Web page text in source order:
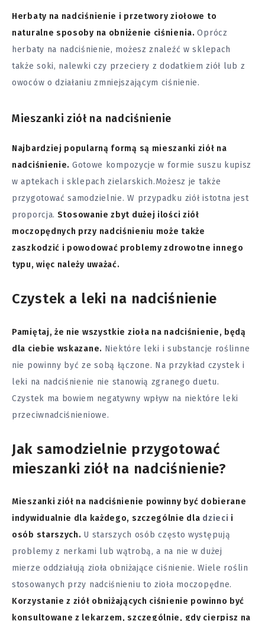
Herbaty na nadciśnienie i przetwory ziołowe to
naturalne sposoby na obniżenie ciśnienia.Oprócz
herbaty na nadciśnienie, możesz znaleźć w sklepach
także soki, nalewki czy przeciery z dodatkiem ziół lub z
owoców o działaniu zmniejszającym ciśnienie.
Mieszanki ziół na nadciśnienie
Najbardziej popularną formą są mieszanki ziół na
nadciśnienie. Gotowe kompozycje w formie suszu kupisz
w aptekach i sklepach zielarskich.Możesz je także
przygotować samodzielnie. W przypadku ziół istotna jest
proporcja. Stosowanie zbyt dużej ilości ziół
moczopędnych przy nadciśnieniu może także
zaszkodzić i powodować problemy zdrowotne innego
typu, więc należy uważać.
Czystek a leki na nadciśnienie
Pamiętaj, że nie wszystkie zioła na nadciśnienie, będą
dla ciebie wskazane. Niektóre leki i substancje roślinne
nie powinny być ze sobą łączone. Na przykład czystek i
leki na nadciśnienie nie stanowią zgranego duetu.
Czystek ma bowiem negatywny wpływ na niektóre leki
przeciwnadciśnieniowe.
Jak samodzielnie przygotować
mieszanki ziół na nadciśnienie?
Mieszanki ziół na nadciśnienie powinny być dobierane
indywidualnie dla każdego, szczególnie dla dzieci i
osób starszych. U starszych osób często występują
problemy z nerkami lub wątrobą, a na nie w dużej
mierze oddziałują zioła obniżające ciśnienie. Wiele roślin
stosowanych przy nadciśnieniu to zioła moczopędne.
Korzystanie z ziół obniżających ciśnienie powinno być
konsultowane z lekarzem, szczególnie, gdy cierpisz na